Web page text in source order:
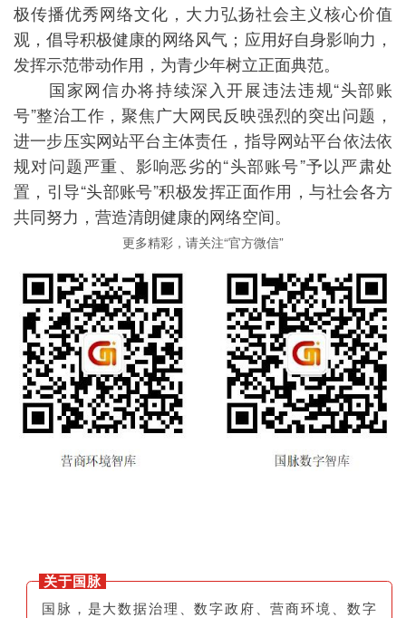
极传播优秀网络文化，大力弘扬社会主义核心价值
观，倡导积极健康的网络风气；应用好自身影响力，
发挥示范带动作用，为青少年树立正面典范。
国家网信办将持续深入开展违法违规“头部账
号”整治工作，聚焦广大网民反映强烈的突出问题，
进一步压实网站平台主体责任，指导网站平台依法依
规对问题严重、影响恶劣的“头部账号”予以严肃处
置，引导“头部账号”积极发挥正面作用，与社会各方
共同努力，营造清朗健康的网络空间。
更多精彩，请关注“官方微信”
关于国脉
国脉，是大数据治理、数字政府、营商环境、数字